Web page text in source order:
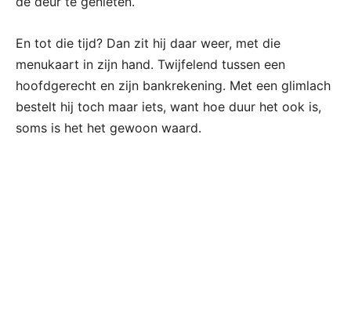
En tot die tijd? Dan zit hij daar weer, met die
menukaart in zijn hand. Twijfelend tussen een
hoofdgerecht en zijn bankrekening. Met een glimlach
bestelt hij toch maar iets, want hoe duur het ook is,
soms is het het gewoon waard.